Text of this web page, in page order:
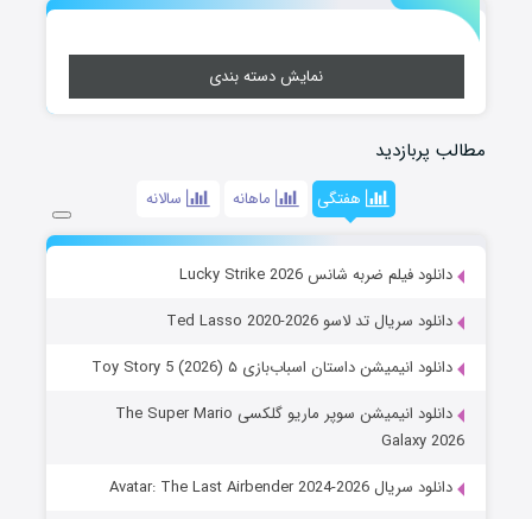
نمایش دسته بندی
مطالب پربازدید
هفتگی ماهانه سالانه
دانلود فیلم ضربه شانس Lucky Strike 2026
دانلود سریال تد لاسو Ted Lasso 2020-2026
دانلود انیمیشن داستان اسباب‌بازی ۵ Toy Story 5 (2026)
دانلود انیمیشن سوپر ماریو گلکسی The Super Mario
Galaxy 2026
دانلود سریال Avatar: The Last Airbender 2024-2026